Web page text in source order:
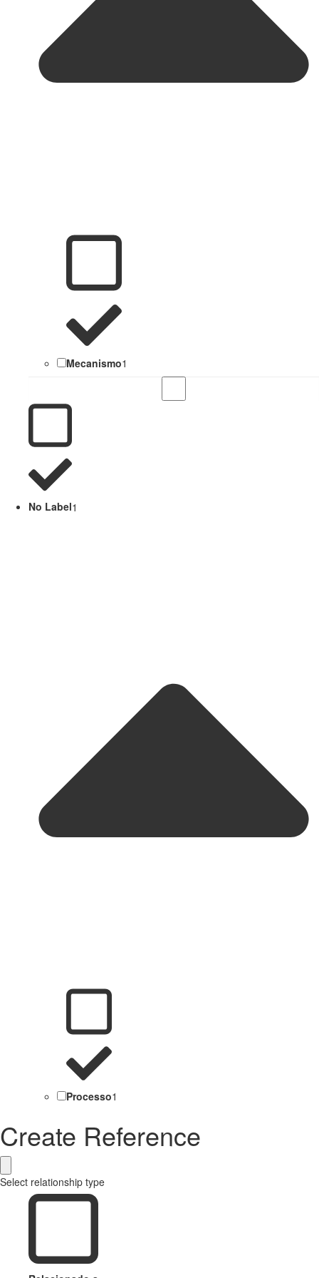
Mecanismo1
No Label1
Processo1
Create Reference
Select relationship type